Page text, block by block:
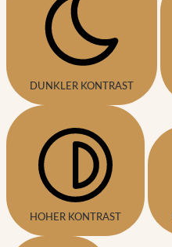
DUNKLER KONTRAST
HOHER KONTRAST